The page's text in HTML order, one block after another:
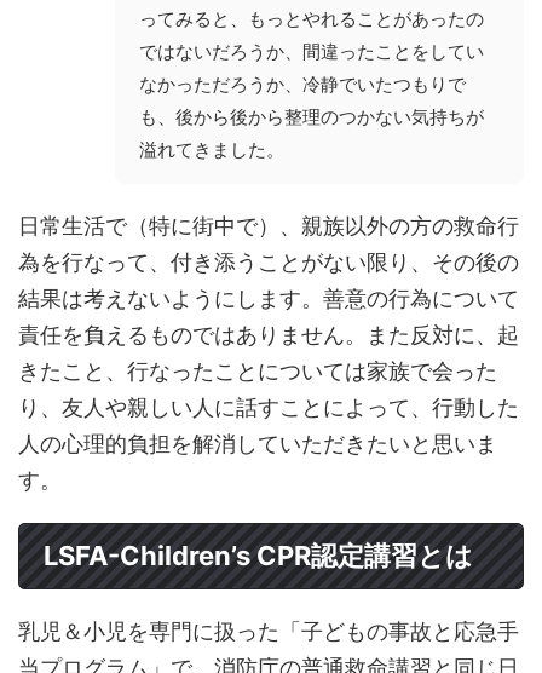
ってみると、もっとやれることがあったの
ではないだろうか、間違ったことをしてい
なかっただろうか、冷静でいたつもりで
も、後から後から整理のつかない気持ちが
溢れてきました。
日常生活で（特に街中で）、親族以外の方の救命行
為を行なって、付き添うことがない限り、その後の
結果は考えないようにします。善意の行為について
責任を負えるものではありません。また反対に、起
きたこと、行なったことについては家族で会った
り、友人や親しい人に話すことによって、行動した
人の心理的負担を解消していただきたいと思いま
す。
LSFA-Children’s CPR認定講習とは
乳児＆小児を専門に扱った「子どもの事故と応急手
当プログラム」で、消防庁の普通救命講習と同じ日